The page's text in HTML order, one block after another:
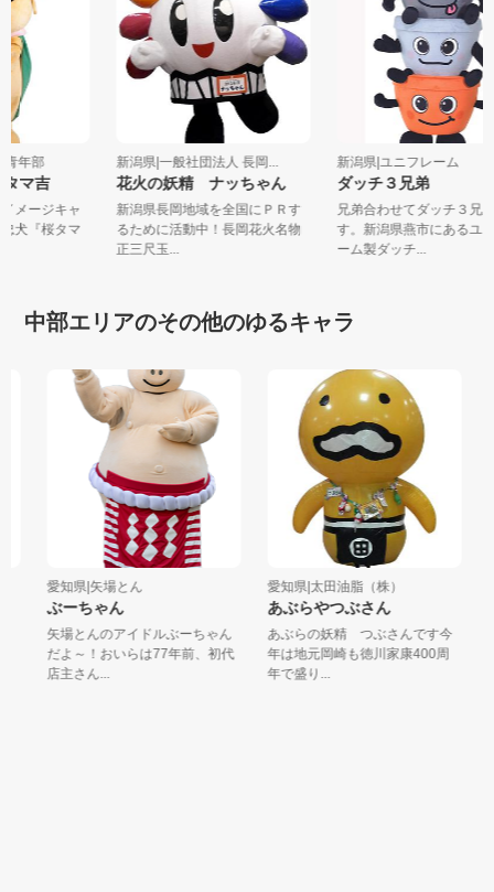
青年部
タマ吉
イメージキャ
忠犬『桜タマ
新潟県|一般社団法人 長岡...
花火の妖精 ナッちゃん
新潟県長岡地域を全国にＰＲす
るために活動中！長岡花火名物
正三尺玉...
新潟県|ユニフレーム
ダッチ３兄弟
兄弟合わせてダッチ３
す。新潟県燕市にある
ーム製ダッチ...
中部エリアのその他のゆるキャラ
愛知県|矢場とん
ぶーちゃん
矢場とんのアイドルぶーちゃん
だよ～！おいらは77年前、初代
店主さん...
愛知県|太田油脂（株）
あぶらやつぶさん
あぶらの妖精 つぶさんです今
年は地元岡崎も徳川家康400周
年で盛り...